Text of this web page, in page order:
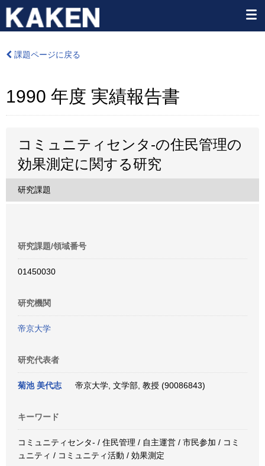
課題ページに戻る
1990 年度 実績報告書
コミュニティセンタ-の住民管理の
効果測定に関する研究
研究課題
研究課題/領域番号
01450030
研究機関
帝京大学
研究代表者
菊池 美代志 帝京大学, 文学部, 教授 (90086843)
キーワード
コミュニティセンタ- / 住民管理 / 自主運営 / 市民参加 / コミ
ュニティ / コミュニティ活動 / 効果測定